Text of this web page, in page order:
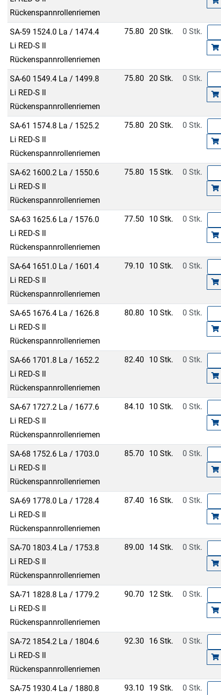
Rückenspannrollenriemen
SA-59 1524.0 La / 1474.4
Li RED-S II
Rückenspannrollenriemen
75.80 20 Stk. 0 Stk.
SA-60 1549.4 La / 1499.8
Li RED-S II
Rückenspannrollenriemen
75.80 20 Stk. 0 Stk.
SA-61 1574.8 La / 1525.2
Li RED-S II
Rückenspannrollenriemen
75.80 20 Stk. 0 Stk.
SA-62 1600.2 La / 1550.6
Li RED-S II
Rückenspannrollenriemen
75.80 15 Stk. 0 Stk.
SA-63 1625.6 La / 1576.0
Li RED-S II
Rückenspannrollenriemen
77.50 10 Stk. 0 Stk.
SA-64 1651.0 La / 1601.4
Li RED-S II
Rückenspannrollenriemen
79.10 10 Stk. 0 Stk.
SA-65 1676.4 La / 1626.8
Li RED-S II
Rückenspannrollenriemen
80.80 10 Stk. 0 Stk.
SA-66 1701.8 La / 1652.2
Li RED-S II
Rückenspannrollenriemen
82.40 10 Stk. 0 Stk.
SA-67 1727.2 La / 1677.6
Li RED-S II
Rückenspannrollenriemen
84.10 10 Stk. 0 Stk.
SA-68 1752.6 La / 1703.0
Li RED-S II
Rückenspannrollenriemen
85.70 10 Stk. 0 Stk.
SA-69 1778.0 La / 1728.4
Li RED-S II
Rückenspannrollenriemen
87.40 16 Stk. 0 Stk.
SA-70 1803.4 La / 1753.8
Li RED-S II
Rückenspannrollenriemen
89.00 14 Stk. 0 Stk.
SA-71 1828.8 La / 1779.2
Li RED-S II
Rückenspannrollenriemen
90.70 12 Stk. 0 Stk.
SA-72 1854.2 La / 1804.6
Li RED-S II
Rückenspannrollenriemen
92.30 16 Stk. 0 Stk.
SA-75 1930.4 La / 1880.8
93.10 19 Stk. 0 Stk.